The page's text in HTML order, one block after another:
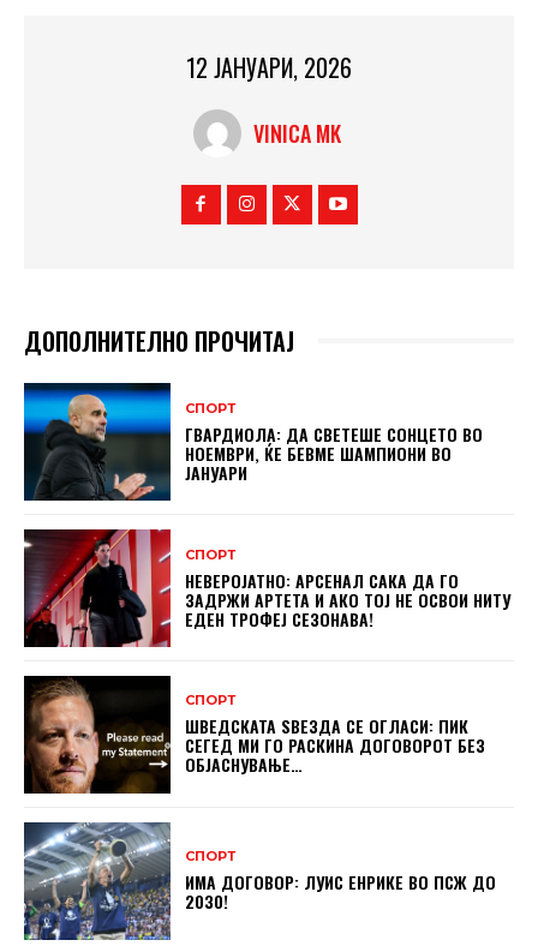
12 ЈАНУАРИ, 2026
VINICA MK
ДОПОЛНИТЕЛНО ПРОЧИТАЈ
СПОРТ
ГВАРДИОЛА: ДА СВЕТЕШЕ СОНЦЕТО ВО
НОЕМВРИ, ЌЕ БЕВМЕ ШАМПИОНИ ВО
ЈАНУАРИ
СПОРТ
НЕВЕРОЈАТНО: АРСЕНАЛ САКА ДА ГО
ЗАДРЖИ АРТЕТА И АКО ТОЈ НЕ ОСВОИ НИТУ
ЕДЕН ТРОФЕЈ СЕЗОНАВА!
СПОРТ
ШВЕДСКАТА ЅВЕЗДА СЕ ОГЛАСИ: ПИК
СЕГЕД МИ ГО РАСКИНА ДОГОВОРОТ БЕЗ
ОБЈАСНУВАЊЕ…
СПОРТ
ИМА ДОГОВОР: ЛУИС ЕНРИКЕ ВО ПСЖ ДО
2030!